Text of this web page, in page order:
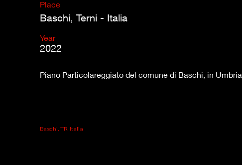
Place
Baschi, Terni - Italia
Year
2022
Piano Particolareggiato del comune di Baschi, in Umbria
Baschi, TR, Italia